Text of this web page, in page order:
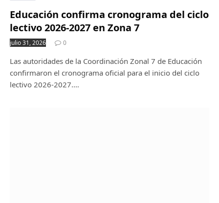
Educación confirma cronograma del ciclo
lectivo 2026-2027 en Zona 7
julio 31, 2026 0
Las autoridades de la Coordinación Zonal 7 de Educación
confirmaron el cronograma oficial para el inicio del ciclo
lectivo 2026-2027.…